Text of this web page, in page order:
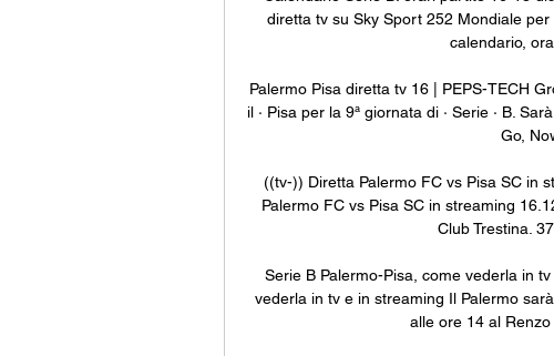
diretta tv su Sky Sport 252 Mondiale
calendario,
Palermo Pisa diretta tv 16 | PEPS-TECH
il · Pisa per la 9ª giornata di · Serie · B.
Go,
((tv-)) Diretta Palermo FC vs Pisa SC in
Palermo FC vs Pisa SC in streaming
Club Trestina.
Serie B Palermo-Pisa, come vederla in
vederla in tv e in streaming Il Palermo
alle ore 14 al Renzo